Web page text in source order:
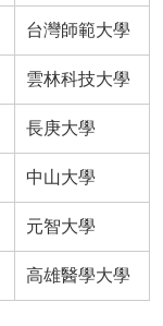
台灣師範大學
雲林科技大學
長庚大學
中山大學
元智大學
高雄醫學大學